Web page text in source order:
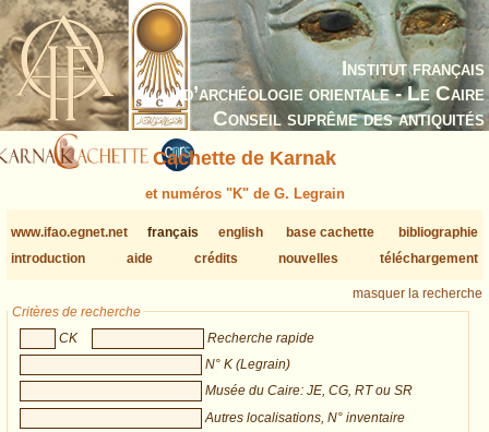
Institut français
d’archéologie orientale - Le Caire
Conseil suprême des antiquités
Cachette de Karnak
et numéros "K" de G. Legrain
www.ifao.egnet.net français english base cachette
bibliographie
introduction
aide crédits nouvelles téléchargement
masquer la recherche
Critères de recherche
CK
Recherche rapide
N° K (Legrain)
Musée du Caire: JE, CG, RT ou SR
Autres localisations, N° inventaire